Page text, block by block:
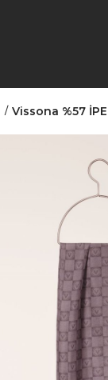
Vissona %57